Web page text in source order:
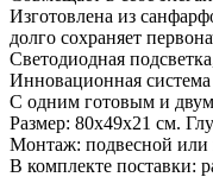
Изготовлена из
долго сохраняет
Светодиодная
Инновационная система
С одним готовым и
Размер: 80x49x21 см.
Монтаж: подвесной или
В комплекте поставки: